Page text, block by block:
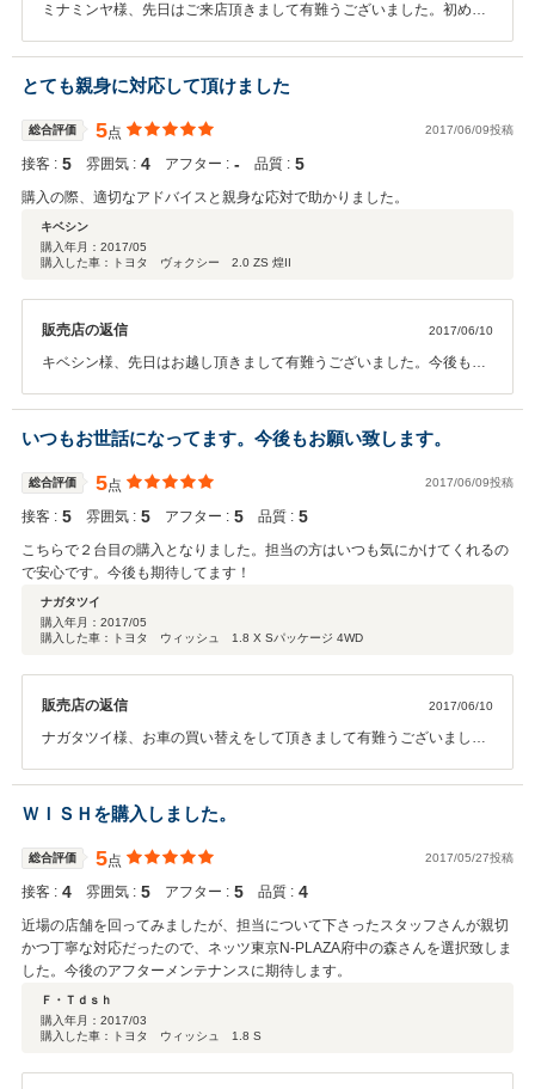
ミナミンヤ様、先日はご来店頂きまして有難うございました。初めて
っかりサポートして参りますので宜しくお願い致します。
とても親身に対応して頂けました
総合評価 5点 2017/06/09投稿
接客 : 5 雰囲気 : 4 アフター : ‐ 品質 : 5
購入の際、適切なアドバイスと親身な応対で助かりました。
キベシン
購入年月： 2017/05
購入した車：トヨタ ヴォクシー 2.0 ZS 煌II
販売店の返信 2017/06/10
キベシン様、先日はお越し頂きまして有難うございました。今後も不
い。
いつもお世話になってます。今後もお願い致します。
総合評価 5点 2017/06/09投稿
接客 : 5 雰囲気 : 5 アフター : 5 品質 : 5
こちらで２台目の購入となりました。担当の方はいつも気にかけてくれるの
で安心です。今後も期待してます！
ナガタツイ
購入年月： 2017/05
購入した車：トヨタ ウィッシュ 1.8 X Sパッケージ 4WD
販売店の返信 2017/06/10
ナガタツイ様、お車の買い替えをして頂きまして有難うございまし
ます。今後共、宜しくお願い致します。
ＷＩＳＨを購入しました。
総合評価 5点 2017/05/27投稿
接客 : 4 雰囲気 : 5 アフター : 5 品質 : 4
近場の店舗を回ってみましたが、担当について下さったスタッフさんが親切
かつ丁寧な対応だったので、ネッツ東京N-PLAZA府中の森さんを選択致しま
した。今後のアフターメンテナンスに期待します。
Ｆ・Ｔｄｓｈ
購入年月： 2017/03
購入した車：トヨタ ウィッシュ 1.8 S